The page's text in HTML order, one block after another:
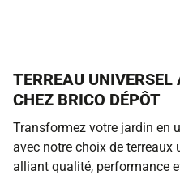
TERREAU
CHEZ BRICO DÉPÔT
Transformez votre jardin en
avec notre choix de terreaux
alliant qualité, performance